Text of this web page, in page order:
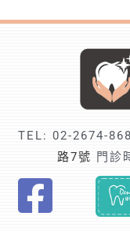
TEL: 02-2674-
路7號 門診
F